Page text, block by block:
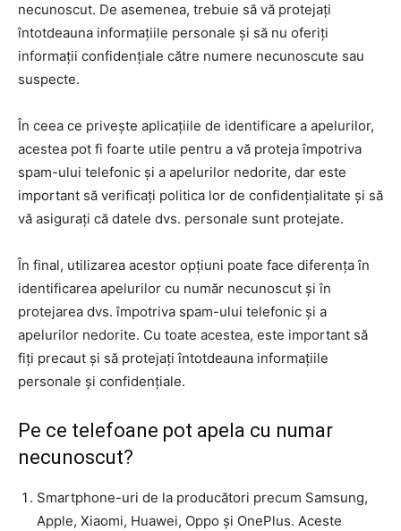
necunoscut. De asemenea, trebuie să vă protejați
întotdeauna informațiile personale și să nu oferiți
informații confidențiale către numere necunoscute sau
suspecte.
În ceea ce privește aplicațiile de identificare a apelurilor,
acestea pot fi foarte utile pentru a vă proteja împotriva
spam-ului telefonic și a apelurilor nedorite, dar este
important să verificați politica lor de confidențialitate și să
vă asigurați că datele dvs. personale sunt protejate.
În final, utilizarea acestor opțiuni poate face diferența în
identificarea apelurilor cu număr necunoscut și în
protejarea dvs. împotriva spam-ului telefonic și a
apelurilor nedorite. Cu toate acestea, este important să
fiți precaut și să protejați întotdeauna informațiile
personale și confidențiale.
Pe ce telefoane pot apela cu numar
necunoscut?
Smartphone-uri de la producători precum Samsung,
Apple, Xiaomi, Huawei, Oppo și OnePlus. Aceste